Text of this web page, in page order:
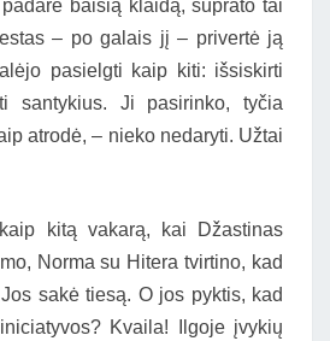
baisią klaidą, suprato tai
– po galais jį – privertė ją
pasielgti kaip kiti: išsiskirti
santykius. Ji pasirinko, tyčia
atrodė, – nieko nedaryti. Užtai
kitą vakarą, kai Džastinas
Norma su Hitera tvirtino, kad
sakė tiesą. O jos pyktis, kad
Kvaila! Ilgoje įvykių